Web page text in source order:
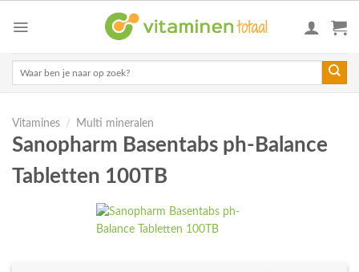
Vitamines / Multi mineralen
Sanopharm Basentabs ph-Balance
Tabletten 100TB